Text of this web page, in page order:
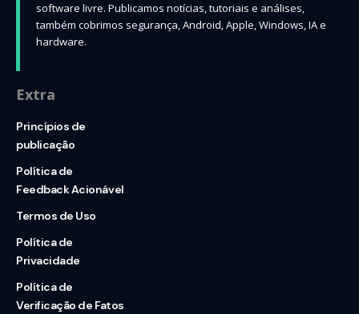
software livre. Publicamos notícias, tutoriais e análises,
também cobrimos segurança, Android, Apple, Windows, IA e
hardware.
Extra
Princípios de
publicação
Política de
Feedback Acionável
Termos de Uso
Política de
Privacidade
Política de
Verificação de Fatos